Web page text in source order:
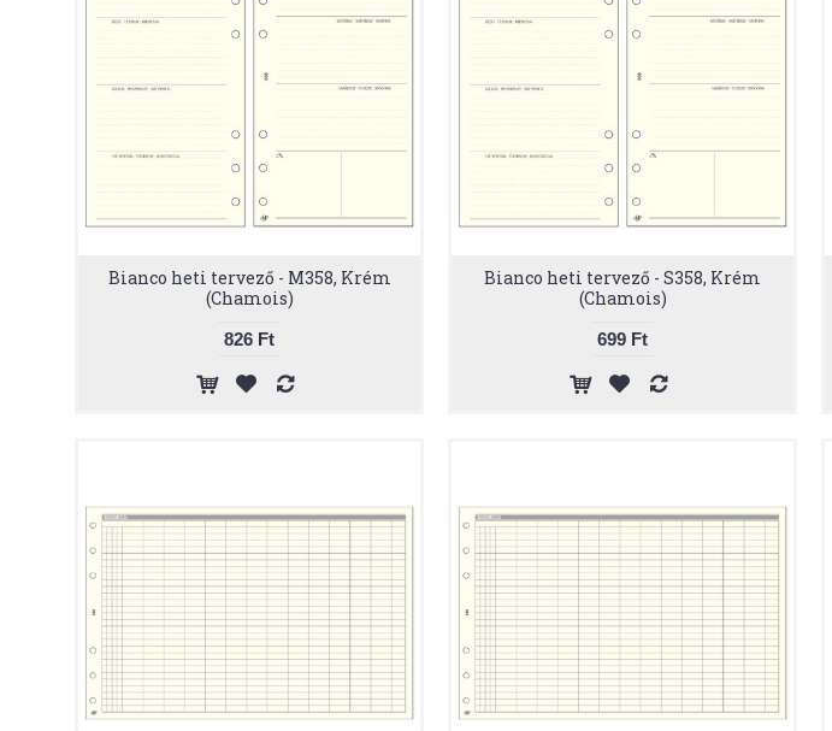
Bianco heti tervező - M358, Krém
(Chamois)
826 Ft
Bianco heti tervező - S358, Krém
(Chamois)
699 Ft